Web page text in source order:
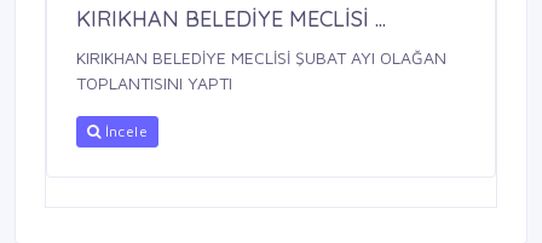
KIRIKHAN BELEDİYE MECLİSİ ...
KIRIKHAN BELEDİYE MECLİSİ ŞUBAT AYI OLAĞAN
TOPLANTISINI YAPTI
İncele